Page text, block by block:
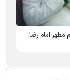
مطهر امام رضا